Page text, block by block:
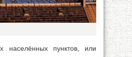
населённых пунктов, или